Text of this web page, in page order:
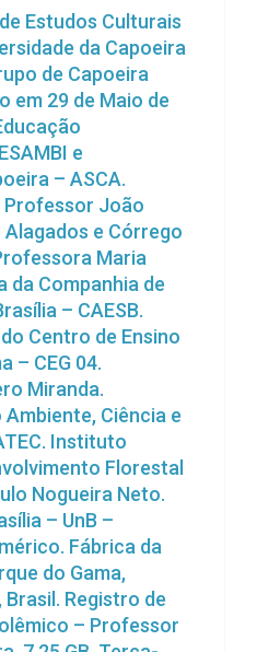
Estudos Culturais
da Capoeira
de Capoeira
em 29 de Maio de
e
– ASCA.
Professor João
e Córrego
Maria
da Companhia de
– CAESB.
Centro de Ensino
– CEG 04.
Miranda.
Ciência e
Instituto
Florestal
Nogueira Neto.
– UnB –
Fábrica da
do Gama,
Registro de
– Professor